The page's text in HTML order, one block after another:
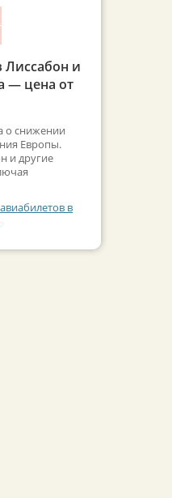
Лиссабон и
— цена от
о снижении
Европы.
и другие
в